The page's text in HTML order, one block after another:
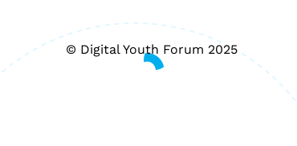
© Digital Youth Forum 2025